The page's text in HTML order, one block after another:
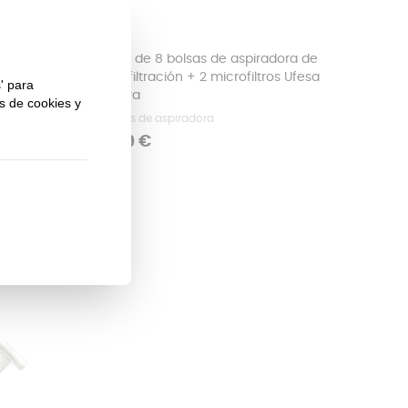
Pack de 8 bolsas de aspiradora de
alta filtración + 2 microfiltros Ufesa
Activa
Bolsas de aspiradora
Precio
7,99 €